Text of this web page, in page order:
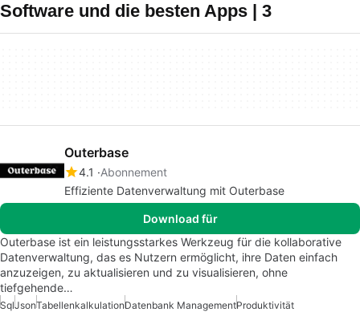
Software und die besten Apps | 3
Outerbase
4.1
Abonnement
Effiziente Datenverwaltung mit Outerbase
Download für
Outerbase ist ein leistungsstarkes Werkzeug für die kollaborative
Datenverwaltung, das es Nutzern ermöglicht, ihre Daten einfach
anzuzeigen, zu aktualisieren und zu visualisieren, ohne
tiefgehende…
SqlJsonTabellenkalkulationDatenbank ManagementProduktivität